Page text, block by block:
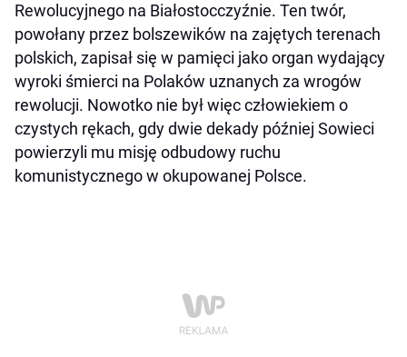
Rewolucyjnego na Białostocczyźnie. Ten twór,
powołany przez bolszewików na zajętych terenach
polskich, zapisał się w pamięci jako organ wydający
wyroki śmierci na Polaków uznanych za wrogów
rewolucji. Nowotko nie był więc człowiekiem o
czystych rękach, gdy dwie dekady później Sowieci
powierzyli mu misję odbudowy ruchu
komunistycznego w okupowanej Polsce.